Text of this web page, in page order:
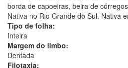
borda de capoeiras, beira de
Nativa no Rio Grande do Sul. Nativa
Tipo de folha:
Inteira
Margem do limbo:
Dentada
Filotaxia: